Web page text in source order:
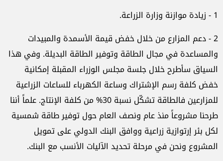
1 - زيادة موازنة وزارة الزراعة.
2 - دعم المزارع من خلال خفض قيمة الأسمدة والمبيدات
والمساعدة في مجال الطاقة وتوفير الطاقة البديلة. وفي هذا
السياق سأطرح خلال جلسة مجلس الوزراء المقبلة إمكانية
خفض كلفة رسم الإشتراك وساعة الكهرباء للساعات الزراعية
للمزارعين فالطاقة تشكّل نسبة 30% من كلفة الإنتاج. علماً أننا
طرحنا مشروعاً منذ عام ونصف العام حول توفير طاقة شمسية
لكل بئر إرتوازية زراعية ووافق البنك الدولي على تمويل
المشروع ونحن في مرحلة تحديد الآليات الأنسب مع البنك.